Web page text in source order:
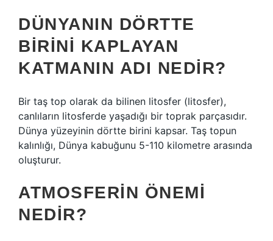
DÜNYANIN DÖRTTE
BIRINI KAPLAYAN
KATMANIN ADI NEDIR?
Bir taş top olarak da bilinen litosfer (litosfer),
canlıların litosferde yaşadığı bir toprak parçasıdır.
Dünya yüzeyinin dörtte birini kapsar. Taş topun
kalınlığı, Dünya kabuğunu 5-110 kilometre arasında
oluşturur.
ATMOSFERIN ÖNEMI
NEDIR?